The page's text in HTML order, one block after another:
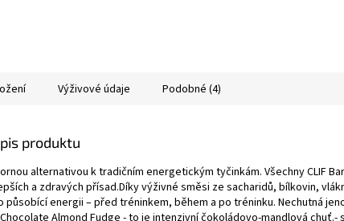
Výživové údaje Podobné (4)
produktu
alternativou k tradičním energetickým tyčinkám. Všechny CLIF
a zdravých přísad.Díky výživné směsi ze sacharidů, bílkovin,
působící energii – před tréninkem, během a po tréninku. Nechutná